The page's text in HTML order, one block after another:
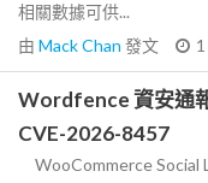
相關數據可供...
由 Mack Chan 發文
Wordfence 資安通
CVE-2026-8457
WooCommerce Social